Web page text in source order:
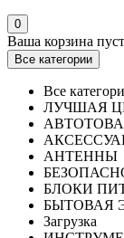
0
Ваша корзина
Все категории
Все
ЛУЧШАЯ
АНТЕННЫ
БЛОКИ
БЫТОВАЯ
Загрузка